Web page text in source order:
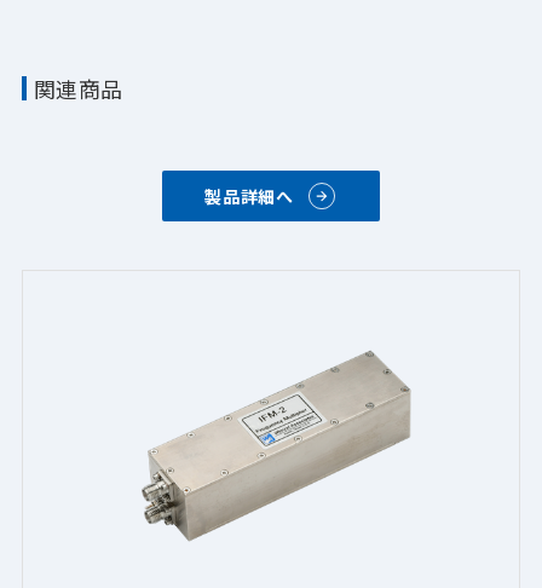
関連商品
製品詳細へ